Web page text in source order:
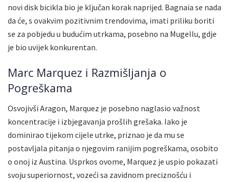
novi disk bicikla bio je ključan korak naprijed. Bagnaia se nada
da će, s ovakvim pozitivnim trendovima, imati priliku boriti
se za pobjedu u budućim utrkama, posebno na Mugellu, gdje
je bio uvijek konkurentan.
Marc Marquez i Razmišljanja o
Pogreškama
Osvojivši Aragon, Marquez je posebno naglasio važnost
koncentracije i izbjegavanja prošlih grešaka. Iako je
dominirao tijekom cijele utrke, priznao je da mu se
postavljala pitanja o njegovim ranijim pogreškama, osobito
o onoj iz Austina. Usprkos ovome, Marquez je uspio pokazati
svoju superiornost, vozeći sa zavidnom preciznošću i